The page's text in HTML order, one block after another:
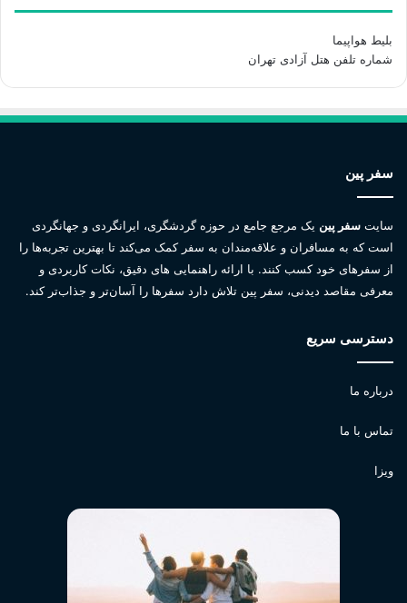
بلیط هواپیما
شماره تلفن هتل آزادی تهران
سفر پین
سایت سفر پین یک مرجع جامع در حوزه گردشگری، ایرانگردی و جهانگردی
است که به مسافران و علاقه‌مندان به سفر کمک می‌کند تا بهترین تجربه‌ها را
از سفرهای خود کسب کنند. با ارائه راهنمایی های دقیق، نکات کاربردی و
معرفی مقاصد دیدنی، سفر پین تلاش دارد سفرها را آسان‌تر و جذاب‌تر کند.
دسترسی سریع
درباره ما
تماس با ما
ویزا